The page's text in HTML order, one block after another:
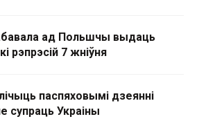
ад Польшчы выдаць
рэпрэсій 7 жніўня
паспяховымі дзеянні
супраць Украіны